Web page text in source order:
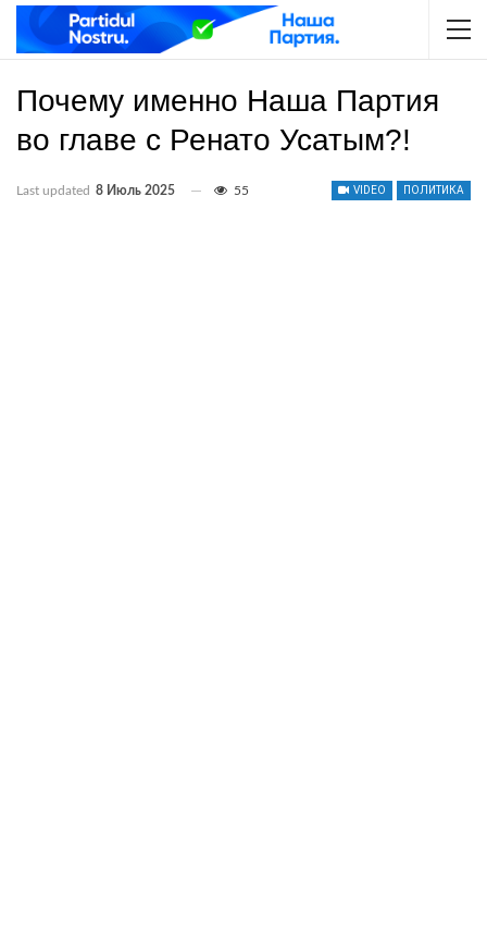
Почему именно Наша Партия
во главе с Ренато Усатым?!
VIDEO ПОЛИТИКА
Last updated 8 Июль 2025 55